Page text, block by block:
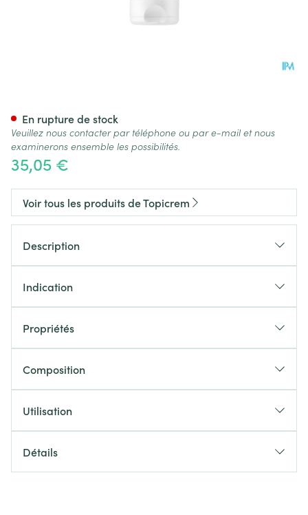
35,05 €
En rupture de stock
Veuillez nous contacter par téléphone ou par e-mail et nous
examinerons ensemble les possibilités.
Voir tous les produits de Topicrem
Description
Indication
Propriétés
Composition
Utilisation
Détails